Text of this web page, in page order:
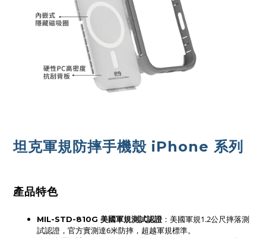
坦克軍規防摔手機殼 iPhone 系列
產品特色
MIL-STD-810G 美國軍規測試認證 ：美國軍規1.2公尺摔落測
試認證，官方實測達6米防摔，超越軍規標準。